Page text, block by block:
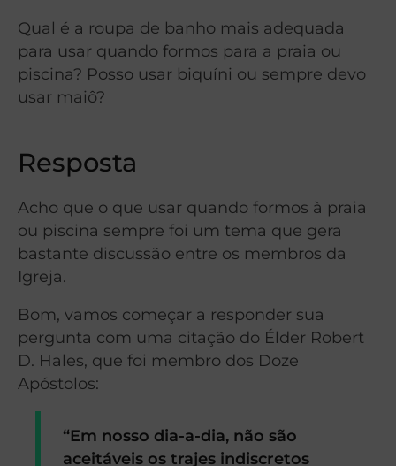
Qual é a roupa de banho mais adequada
para usar quando formos para a praia ou
piscina? Posso usar biquíni ou sempre devo
usar maiô?
Resposta
Acho que o que usar quando formos à praia
ou piscina sempre foi um tema que gera
bastante discussão entre os membros da
Igreja.
Bom, vamos começar a responder sua
pergunta com uma citação do Élder Robert
D. Hales, que foi membro dos Doze
Apóstolos:
“Em nosso dia-a-dia, não são
aceitáveis os trajes indiscretos